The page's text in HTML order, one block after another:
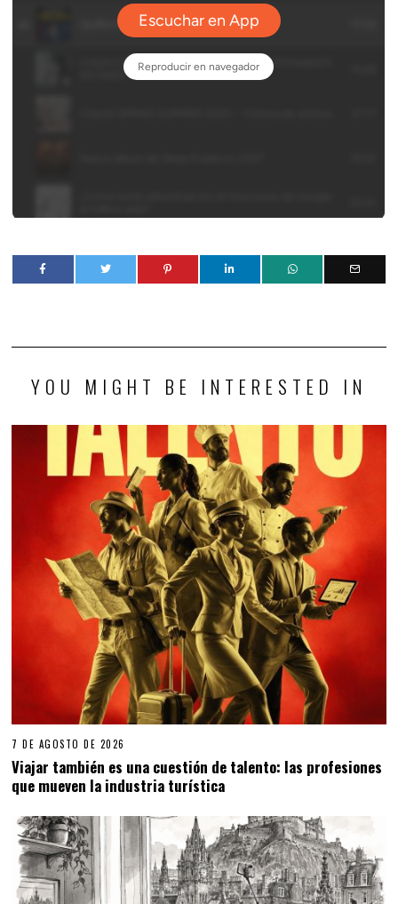
YOU MIGHT BE INTERESTED IN
7 DE AGOSTO DE 2026
Viajar también es una cuestión de talento: las profesiones
que mueven la industria turística